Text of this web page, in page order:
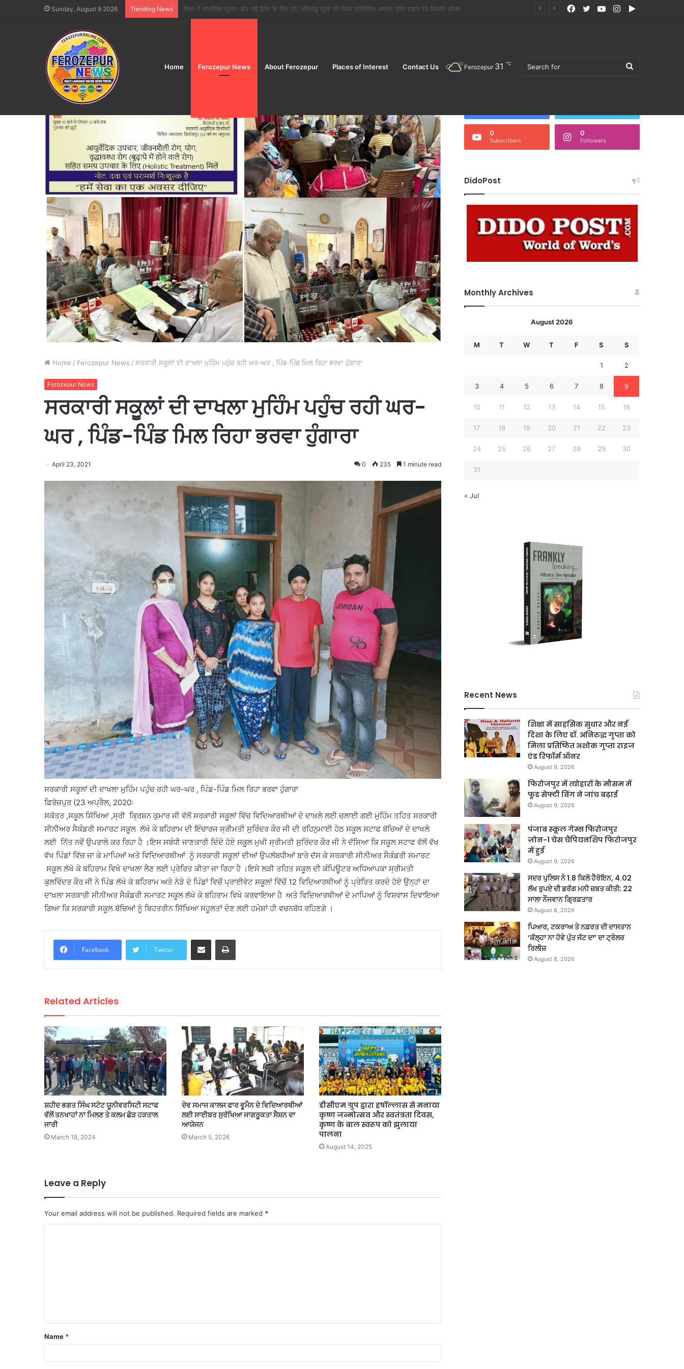
Sunday, August 9 2026 Trending News फिरोजपुर में त्योहारों के मौसम में फूड सेफ्टी विंग ने जांच बढ़ाई
Google
Instagram
YouTube
Twitter
Facebook
Home Ferozepur News About Ferozepur Places of Interest Contact Us Search
Ferozepur 31 ℃
Home / Ferozepur News / ਸਰਕਾਰੀ ਸਕੂਲਾਂ ਦੀ ਦਾਖਲਾ ਮੁਹਿੰਮ ਪਹੁੰਚ ਰਹੀ ਘਰ-ਘਰ , ਪਿੰਡ-ਪਿੰਡ ਮਿਲ ਰਿਹਾ ਭਰਵਾ ਹੁੰਗਾਰਾ
Ferozepur News
ਸਰਕਾਰੀ ਸਕੂਲਾਂ ਦੀ ਦਾਖਲਾ ਮੁਹਿੰਮ ਪਹੁੰਚ ਰਹੀ ਘਰ-
ਘਰ , ਪਿੰਡ-ਪਿੰਡ ਮਿਲ ਰਿਹਾ ਭਰਵਾ ਹੁੰਗਾਰਾ
April 23, 2021 0 235 1 minute read
ਸਰਕਾਰੀ ਸਕੂਲਾਂ ਦੀ ਦਾਖਲਾ ਮੁਹਿੰਮ ਪਹੁੰਚ ਰਹੀ ਘਰ-ਘਰ , ਪਿੰਡ-ਪਿੰਡ ਮਿਲ ਰਿਹਾ ਭਰਵਾ ਹੁੰਗਾਰਾ
ਫ਼ਿਰੋਜ਼ਪੁਰ (23 ਅਪ੍ਰੈਲ, 2020:
ਸਕੱਤਰ ,ਸਕੂਲ ਸਿੱਖਿਆ ,ਸ੍ਰੀ ਕ੍ਰਿਸ਼ਨ ਕੁਮਾਰ ਜੀ ਵੱਲੋਂ ਸਰਕਾਰੀ ਸਕੂਲਾਂ ਵਿੱਚ ਵਿਦਿਆਰਥੀਆਂ ਦੇ ਦਾਖ਼ਲੇ ਲਈ ਚਲਾਈ ਗਈ ਮੁਹਿੰਮ ਤਹਿਤ ਸਰਕਾਰੀ
ਸੀਨੀਅਰ ਸੈਕੰਡਰੀ ਸਮਾਰਟ ਸਕੂਲ ਲੱਖੋ ਕੇ ਬਹਿਰਾਮ ਦੀ ਇੰਚਾਰਜ ਸ੍ਰੀਮਤੀ ਸੁਰਿੰਦਰ ਕੌਰ ਜੀ ਦੀ ਰਹਿਨੁਮਾਈ ਹੇਠ ਸਕੂਲ ਸਟਾਫ ਬੱਚਿਆਂ ਦੇ ਦਾਖਲੇ
ਲਈ ਨਿੱਤ ਨਵੇਂ ਉਪਰਾਲੇ ਕਰ ਰਿਹਾ ਹੈ ।ਇਸ ਸਬੰਧੀ ਜਾਣਕਾਰੀ ਦਿੰਦੇ ਹੋਏ ਸਕੂਲ ਮੁਖੀ ਸ੍ਰੀਮਤੀ ਸੁਰਿੰਦਰ ਕੌਰ ਜੀ ਨੇ ਦੱਸਿਆ ਕਿ ਸਕੂਲ ਸਟਾਫ ਵੱਲੋਂ ਵੱਖ
ਵੱਖ ਪਿੰਡਾਂ ਵਿੱਚ ਜਾ ਕੇ ਮਾਪਿਆਂ ਅਤੇ ਵਿਦਿਆਰਥੀਆਂ ਨੂੰ ਸਰਕਾਰੀ ਸਕੂਲਾਂ ਦੀਆਂ ਉਪਲੱਬਧੀਆਂ ਬਾਰੇ ਦੱਸ ਕੇ ਸਰਕਾਰੀ ਸੀਨੀਅਰ ਸੈਕੰਡਰੀ ਸਮਾਰਟ
ਸਕੂਲ ਲੱਖੋ ਕੇ ਬਹਿਰਾਮ ਵਿਖੇ ਦਾਖਲਾ ਲੈਣ ਲਈ ਪ੍ਰੇਰਿਤ ਕੀਤਾ ਜਾ ਰਿਹਾ ਹੈ ।ਇਸੇ ਲੜੀ ਤਹਿਤ ਸਕੂਲ ਦੀ ਕੰਪਿਊਟਰ ਅਧਿਆਪਕਾ ਸ੍ਰੀਮਤੀ
ਕੁਲਵਿੰਦਰ ਕੌਰ ਜੀ ਨੇ ਪਿੰਡ ਲੱਖੋ ਕੇ ਬਹਿਰਾਮ ਅਤੇ ਨੇੜੇ ਦੇ ਪਿੰਡਾਂ ਵਿਚੋਂ ਪ੍ਰਾਈਵੇਟ ਸਕੂਲਾਂ ਵਿੱਚੋਂ 12 ਵਿਦਿਆਰਥੀਆਂ ਨੂੰ ਪ੍ਰੇਰਿਤ ਕਰਦੇ ਹੋਏ ਉਨ੍ਹਾਂ ਦਾ
ਦਾਖ਼ਲਾ ਸਰਕਾਰੀ ਸੀਨੀਅਰ ਸੈਕੰਡਰੀ ਸਮਾਰਟ ਸਕੂਲ ਲੱਖੋ ਕੇ ਬਹਿਰਾਮ ਵਿਖੇ ਕਰਵਾਇਆ ਹੈ ਅਤੇ ਵਿਦਿਆਰਥੀਆਂ ਦੇ ਮਾਪਿਆਂ ਨੂੰ ਵਿਸ਼ਵਾਸ ਦਿਵਾਇਆ
ਗਿਆ ਕਿ ਸਰਕਾਰੀ ਸਕੂਲ ਬੱਚਿਆਂ ਨੂੰ ਬਿਹਤਰੀਨ ਸਿੱਖਿਆ ਸਹੂਲਤਾਂ ਦੇਣ ਲਈ ਹਮੇਸ਼ਾਂ ਹੀ ਵਚਨਬੱਧ ਰਹਿਣਗੇ ।
Facebook Twitter
Share via Email Print
Related Articles
ਸ਼ਹੀਦ ਭਗਤ ਸਿੰਘ ਸਟੇਟ ਯੂਨੀਵਰਸਿਟੀ ਸਟਾਫ
ਵੱਲੋਂ ਤਨਖਾਹਾਂ ਨਾ ਮਿਲਣ ਤੇ ਕਲਮ ਛੋੜ ਹੜਤਾਲ
ਜਾਰੀ
March 18, 2024
ਦੇਵ ਸਮਾਜ ਕਾਲਜ ਫਾਰ ਵੂਮੈਨ ਦੇ ਵਿਦਿਆਰਥੀਆਂ
ਲਈ ਸਾਈਬਰ ਸੁਰੱਖਿਆ ਜਾਗਰੂਕਤਾ ਸੈਸ਼ਨ ਦਾ
ਆਯੋਜਨ
March 5, 2026
डीसीएम ग्रुप द्वारा हर्षोल्लास से मनाया
कृष्ण जन्मोत्सव और स्वतंत्रता दिवस,
कृष्ण के बाल स्वरूप को झुलाया
पालना
August 14, 2025
Leave a Reply
Your email address will not be published. Required fields are marked *
t
*
Name *
Follow Us
0
Subscribers
0
Followers
DidoPost
Monthly Archives
August 2026
M T W T F S S
1 2
3 4 5 6 7 8 9
10 11 12 13 14 15 16
17 18 19 20 21 22 23
24 25 26 27 28 29 30
31
« Jul
Recent News
शिक्षा में साहसिक सुधार और नई
दिशा के लिए डॉ. अनिरुद्ध गुप्ता को
मिला प्रतिष्ठित अशोक गुप्ता राइज
एंड रिफॉर्म ऑनर
August 9, 2026
फिरोजपुर में त्योहारों के मौसम में
फूड सेफ्टी विंग ने जांच बढ़ाई
August 9, 2026
पंजाब स्कूल गेम्स फिरोजपुर
ज़ोन-1 चेस चैंपियनशिप फिरोजपुर
में हुई
August 9, 2026
ਸਦਰ ਪੁਲਿਸ ਨੇ 1.8 ਕਿਲੋ ਹੈਰੋਇਨ, 4.02
ਲੱਖ ਰੁਪਏ ਦੀ ਡਰੱਗ ਮਨੀ ਜ਼ਬਤ ਕੀਤੀ; 22
ਸਾਲਾ ਨੌਜਵਾਨ ਗ੍ਰਿਫ਼ਤਾਰ
August 8, 2026
ਪਿਆਰ, ਟਕਰਾਅ ਤੇ ਨਫ਼ਰਤ ਦੀ ਦਾਸਤਾਨ
‘ਕੱਲ੍ਹਾ ਨਾ ਹੋਵੇ ਪੁੱਤ ਜੱਟ ਦਾ’ ਦਾ ਟ੍ਰੇਲਰ
ਰਿਲੀਜ਼
August 8, 2026